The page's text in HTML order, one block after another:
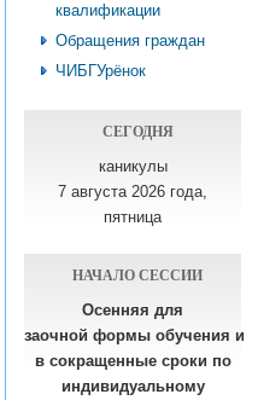
квалификации
Обращения граждан
ЧИБГУрёнок
СЕГОДНЯ
каникулы
7 августа 2026 года,
пятница
НАЧАЛО СЕССИИ
Осенняя для
заочной формы обучения и
в сокращенные сроки по
индивидуальному